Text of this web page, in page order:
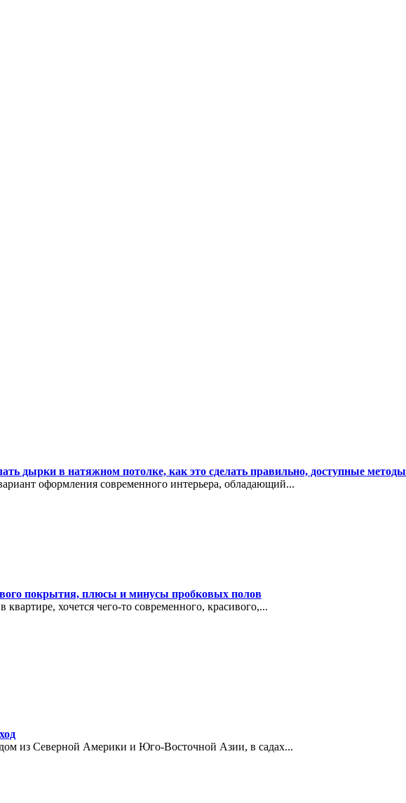
дырки в натяжном потолке, как это сделать правильно, доступные методы
оформления современного интерьера, обладающий...
покрытия, плюсы и минусы пробковых полов
хочется чего-то современного, красивого,...
из Северной Америки и Юго-Восточной Азии, в садах...